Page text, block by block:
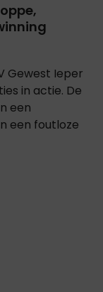
Gewest Ieper
in actie. De
een
een foutloze